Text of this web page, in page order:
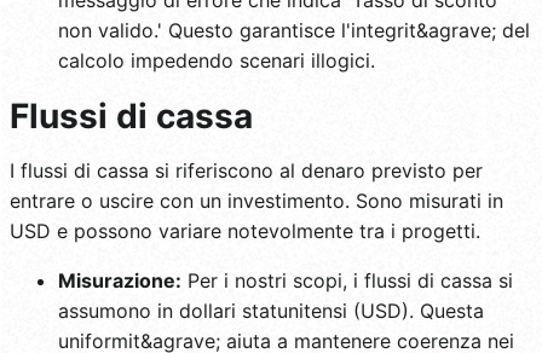
non valido.' Questo garantisce l'integrit&agrave; del
calcolo impedendo scenari illogici.
Flussi di cassa
I flussi di cassa si riferiscono al denaro previsto per
entrare o uscire con un investimento. Sono misurati in
USD e possono variare notevolmente tra i progetti.
Misurazione: Per i nostri scopi, i flussi di cassa si
assumono in dollari statunitensi (USD). Questa
uniformit&agrave; aiuta a mantenere coerenza nei